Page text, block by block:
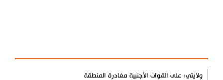
ولايتي: على القوات الأجنبية مغادرة المنطقة